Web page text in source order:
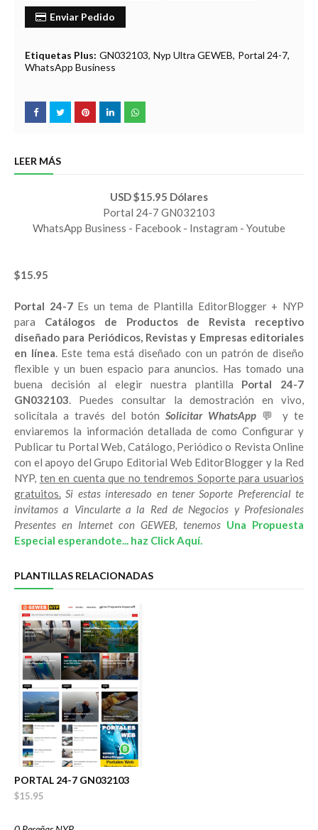
Enviar Pedido
Etiquetas Plus: GN032103 Nyp Ultra GEWEB Portal 24-7
WhatsApp Business
LEER MÁS
USD $15.95 Dólares
Portal 24-7 GN032103
WhatsApp Business - Facebook - Instagram - Youtube
$15.95
Portal 24-7 Es un tema de Plantilla EditorBlogger + NYP
para Catálogos de Productos de Revista receptivo
diseñado para Periódicos, Revistas y Empresas editoriales
en línea. Este tema está diseñado con un patrón de diseño
flexible y un buen espacio para anuncios. Has tomado una
buena decisión al elegir nuestra plantilla Portal 24-7
GN032103. Puedes consultar la demostración en vivo,
solicítala a través del botón Solicitar WhatsApp 💬 y te
enviaremos la información detallada de como Configurar y
Publicar tu Portal Web, Catálogo, Periódico o Revista Online
con el apoyo del Grupo Editorial Web EditorBlogger y la Red
NYP, ten en cuenta que no tendremos Soporte para usuarios
gratuitos. Si estas interesado en tener Soporte Preferencial te
invitamos a Vincularte a la Red de Negocios y Profesionales
Presentes en Internet con GEWEB, tenemos Una Propuesta
Especial esperandote... haz Click Aquí.
PLANTILLAS RELACIONADAS
PORTAL 24-7 GN032103
$15.95